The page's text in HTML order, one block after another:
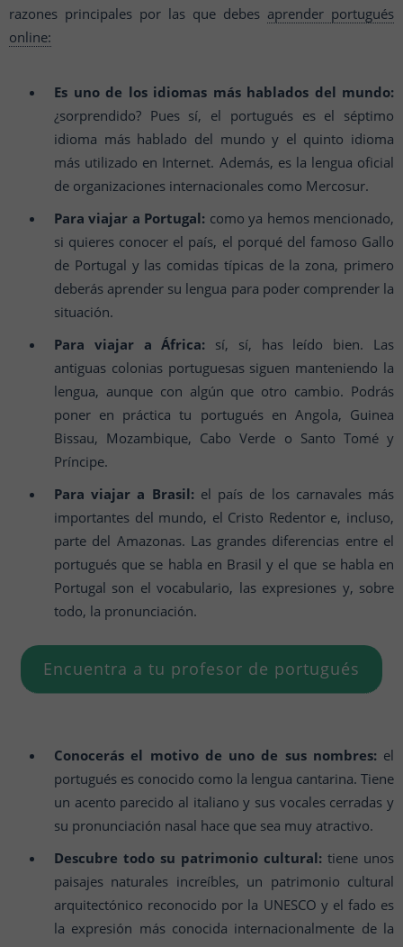
razones principales por las que debes aprender portugués
online:
Es uno de los idiomas más hablados del mundo:
¿sorprendido? Pues sí, el portugués es el séptimo
idioma más hablado del mundo y el quinto idioma
más utilizado en Internet. Además, es la lengua oficial
de organizaciones internacionales como Mercosur.
Para viajar a Portugal: como ya hemos mencionado,
si quieres conocer el país, el porqué del famoso Gallo
de Portugal y las comidas típicas de la zona, primero
deberás aprender su lengua para poder comprender la
situación.
Para viajar a África: sí, sí, has leído bien. Las
antiguas colonias portuguesas siguen manteniendo la
lengua, aunque con algún que otro cambio. Podrás
poner en práctica tu portugués en Angola, Guinea
Bissau, Mozambique, Cabo Verde o Santo Tomé y
Príncipe.
Para viajar a Brasil:el país de los carnavales más
importantes del mundo, el Cristo Redentor e, incluso,
parte del Amazonas. Las grandes diferencias entre el
portugués que se habla en Brasil y el que se habla en
Portugal son el vocabulario, las expresiones y, sobre
todo, la pronunciación.
Encuentra a tu profesor de portugués
Conocerás el motivo de uno de sus nombres:el
portugués es conocido como la lengua cantarina. Tiene
un acento parecido al italiano y sus vocales cerradas y
su pronunciación nasal hace que sea muy atractivo.
Descubre todo su patrimonio cultural: tiene unos
paisajes naturales increíbles, un patrimonio cultural
arquitectónico reconocido por la UNESCO y el fado es
la expresión más conocida internacionalmente de la